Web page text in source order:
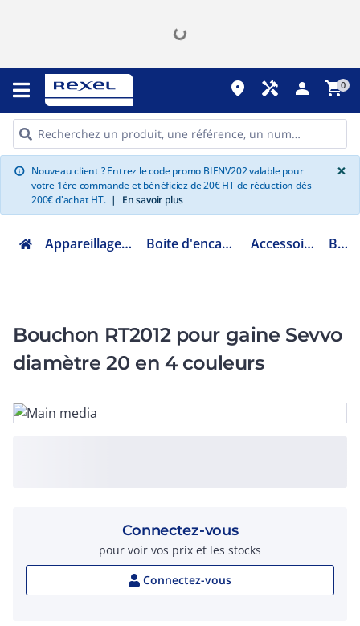
place handyman person shopping_cart0
info Nouveau client ? Entrez le code promo BIENV202 valable pour
votre 1ère commande et bénéficiez de 20€ HT de réduction dès
200€ d'achat HT. | En savoir plus
×
Appareillage et contrôle du bâtiment Boite d'encastrement et de dérivation Accessoires d'étanchéité RT B29320
Bouchon RT2012 pour gaine Sevvo
diamètre 20 en 4 couleurs
Connectez-vous
pour voir vos prix et les stocks
Connectez-vous